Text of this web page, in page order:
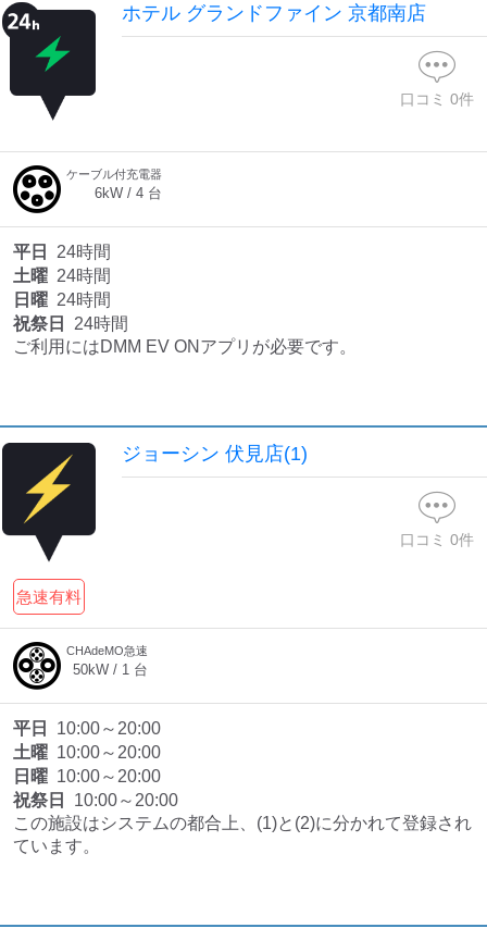
ホテル グランドファイン 京都南店
口コミ 0件
ケーブル付充電器
6kW / 4 台
平日
24時間
土曜 24時間
日曜 24時間
祝祭日
24時間
ご利用にはDMM EV ONアプリが必要です。
ジョーシン 伏見店(1)
急速有料
口コミ 0件
CHAdeMO急速
50kW / 1 台
平日
10:00～20:00
土曜 10:00～20:00
日曜 10:00～20:00
祝祭日
10:00～20:00
この施設はシステムの都合上、(1)と(2)に分かれて登録され
ています。